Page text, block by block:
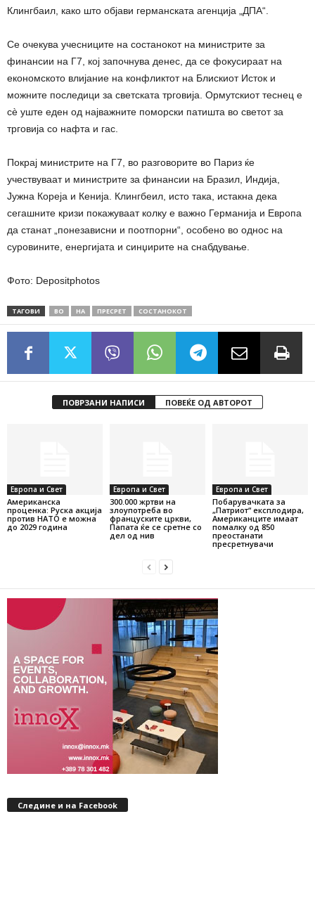
Клингбаил, како што објави германската агенција „ДПА“.
Се очекува учесниците на состанокот на министрите за
финансии на Г7, кој започнува денес, да се фокусираат на
економското влијание на конфликтот на Блискиот Исток и
можните последици за светската трговија. Ормутскиот теснец е
сè уште еден од најважните поморски патишта во светот за
трговија со нафта и гас.
Покрај министрите на Г7, во разговорите во Париз ќе
учествуваат и министрите за финансии на Бразил, Индија,
Јужна Кореја и Кенија. Клингбеил, исто така, истакна дека
сегашните кризи покажуваат колку е важно Германија и Европа
да станат „понезависни и поотпорни“, особено во однос на
суровините, енергијата и синџирите на снабдување.
Фото: Depositphotos
ТАГОВИ ВО НА ПРЕСРЕТ СОСТАНОКОТ
ПОВРЗАНИ НАПИСИ ПОВЕЌЕ ОД АВТОРОТ
Европа и Свет
Американска
проценка: Руска акција
против НАТО е можна
до 2029 година
Европа и Свет
300.000 жртви на
злоупотреба во
француските цркви,
Папата ќе се сретне со
дел од нив
Европа и Свет
Побарувачката за
„Патриот“ експлодира,
Американците имаат
помалку од 850
преостанати
пресретнувачи
Следине и на Facebook